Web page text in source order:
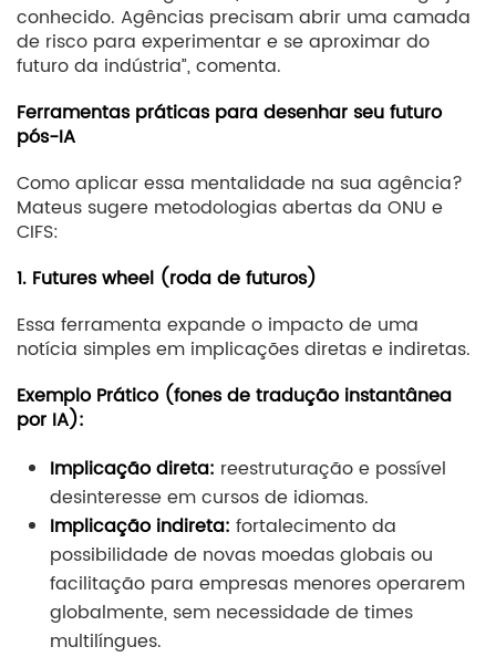
conhecido. Agências precisam abrir uma camada
de risco para experimentar e se aproximar do
futuro da indústria”, comenta.
Ferramentas práticas para desenhar seu futuro
pós-IA
Como aplicar essa mentalidade na sua agência?
Mateus sugere metodologias abertas da ONU e
CIFS:
1. Futures wheel (roda de futuros)
Essa ferramenta expande o impacto de uma
notícia simples em implicações diretas e indiretas.
Exemplo Prático (fones de tradução instantânea
por IA):
Implicação direta: reestruturação e possível
desinteresse em cursos de idiomas.
Implicação indireta: fortalecimento da
possibilidade de novas moedas globais ou
facilitação para empresas menores operarem
globalmente, sem necessidade de times
multilíngues.